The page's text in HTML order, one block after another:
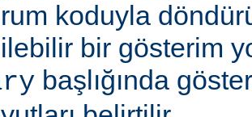
koduyla
bir gösterim
başlığında